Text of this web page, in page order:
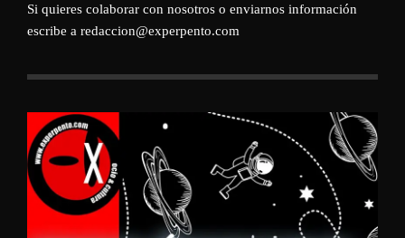
Si quieres colaborar con nosotros o enviarnos información
escribe a redaccion@experpento.com